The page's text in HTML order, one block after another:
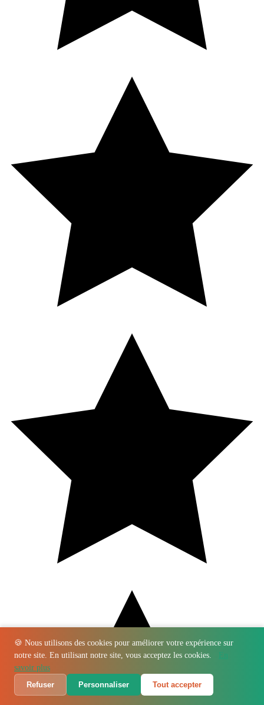
🍪 Nous utilisons des cookies pour améliorer votre expérience sur
notre site. En utilisant notre site, vous acceptez les cookies.
En
savoir plus
Refuser
Personnaliser Tout accepter